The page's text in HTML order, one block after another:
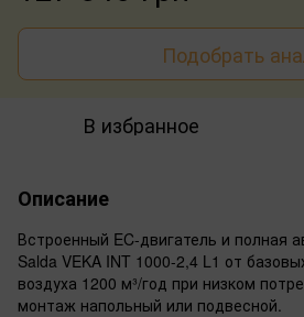
Подобрать
В избранное
Описание
Встроенный EC-двигатель и полная
Salda VEKA INT 1000-2,4 L1 от
воздуха 1200 м³/год при низком
монтаж напольный или подвесной.